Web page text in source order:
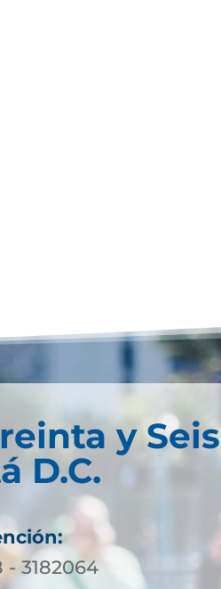
y Seis
D.C.
- 3182064